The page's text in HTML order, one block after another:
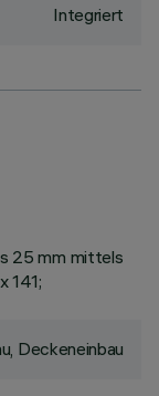
Integriert
25 mm mittels
141;
Deckeneinbau